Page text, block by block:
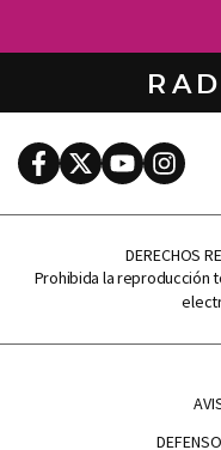
FacebookTwitterYoutube
DERECHOS
Prohibida la reproducción